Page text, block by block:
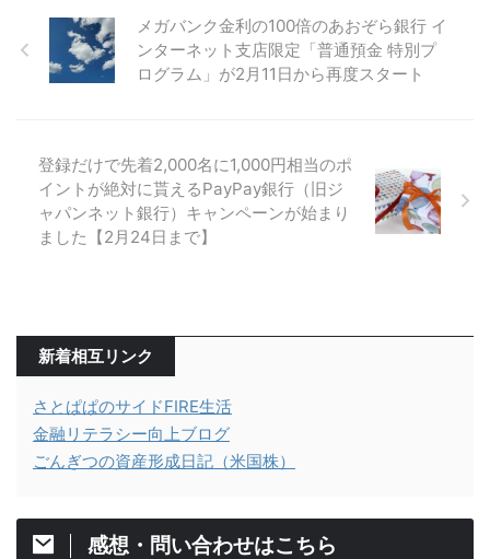
メガバンク金利の100倍のあおぞら銀行 イ
ンターネット支店限定「普通預金 特別プ
ログラム」が2月11日から再度スタート
登録だけで先着2,000名に1,000円相当のポ
イントが絶対に貰えるPayPay銀行（旧ジ
ャパンネット銀行）キャンペーンが始まり
ました【2月24日まで】
新着相互リンク
さとぱぱのサイドFIRE生活
金融リテラシー向上ブログ
ごんぎつの資産形成日記（米国株）
感想・問い合わせはこちら